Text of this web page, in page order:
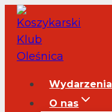
Przejdź
do
treści
Wydarzenia
O nas